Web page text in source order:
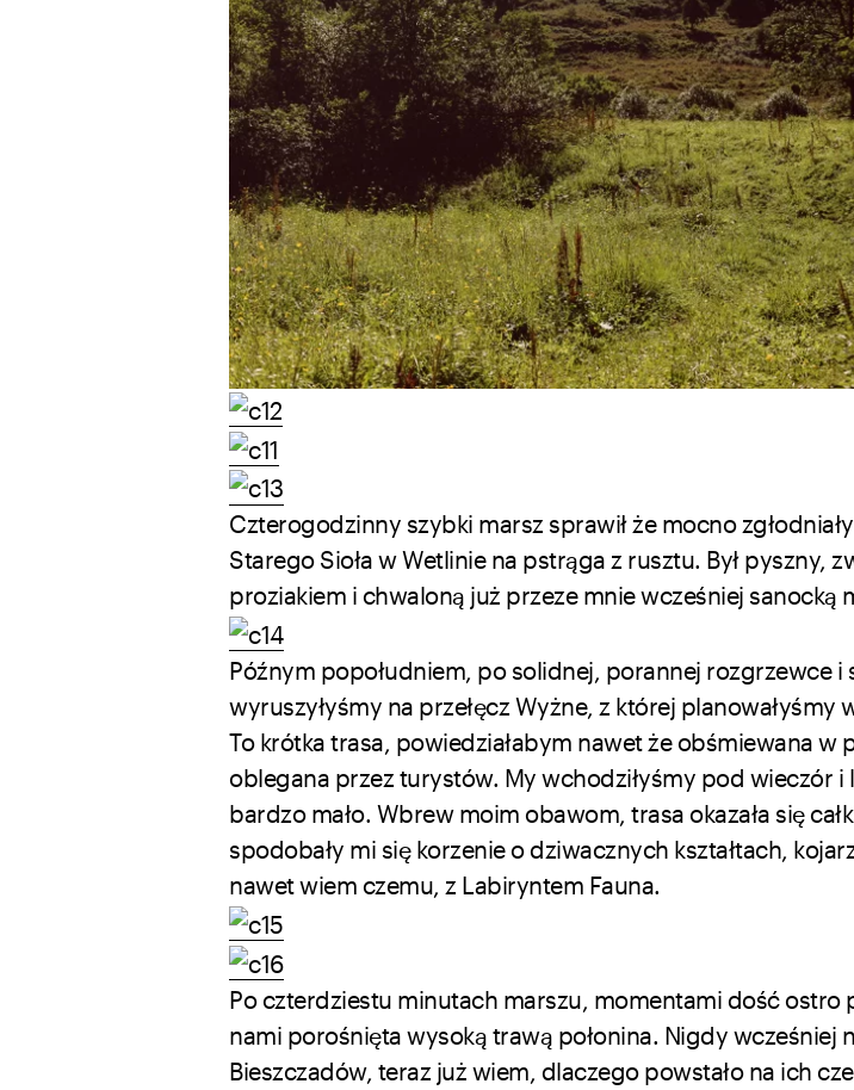
Czterogodzinny szybki marsz sprawił że mocno
Starego Sioła w Wetlinie na pstrąga z rusztu. Był pyszny,
proziakiem i chwaloną już przeze mnie wcześniej sanocką
Późnym popołudniem, po solidnej, porannej rozgrzewce i
wyruszyłyśmy na przełęcz Wyżne, z której planowałyśmy
To krótka trasa, powiedziałabym nawet że obśmiewana w
oblegana przez turystów. My wchodziłyśmy pod wieczór i
bardzo mało. Wbrew moim obawom, trasa okazała się
spodobały mi się korzenie o dziwacznych kształtach,
nawet wiem czemu, z Labiryntem Fauna.
Po czterdziestu minutach marszu, momentami dość ostro
nami porośnięta wysoką trawą połonina. Nigdy wcześniej
Bieszczadów, teraz już wiem, dlaczego powstało na ich